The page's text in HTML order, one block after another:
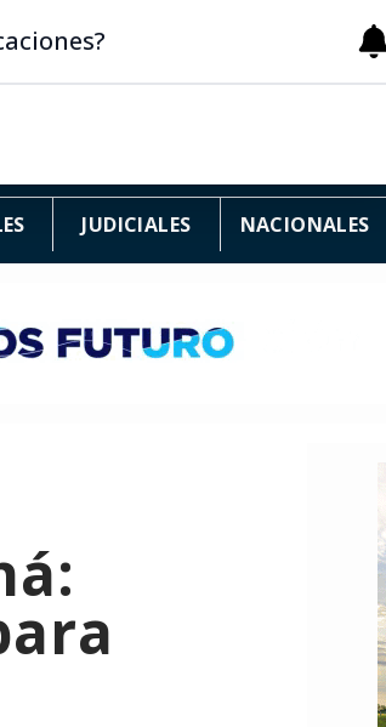
JUDICIALES NACIONALES